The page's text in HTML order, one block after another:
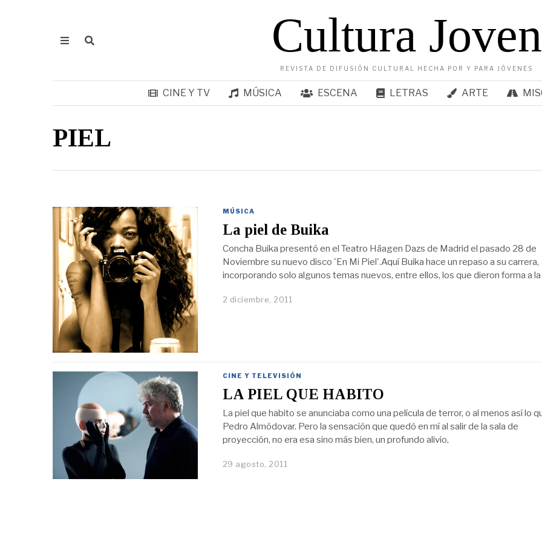
Cultura Joven
REVISTA DE DIFUSIÓN CULTURAL HECHA POR Y PARA JÓVENES
CINE Y TV MÚSICA ESCENA LETRAS ARTE
PIEL
MÚSICA
La piel de Buika
Concha Buika presentó en el Teatro Häagen Dazs de Madrid el pasado 28 de
Noviembre su nuevo disco 'En Mi Piel'.Aquí Buika hace un repaso a su carrera,
incorporando solo algunos temas nuevos, entre ellos, los que dieron forma a la
2 diciembre, 2011
CINE Y TELEVISIÓN
LA PIEL QUE HABITO
La piel que habito se anunciaba como una película de terror, o al menos así lo
Pedro Almódovar. Pero la sensación que quedó en mí al salir de la sala de
proyección, no era esa sino más bien, un profundo alivio,
29 agosto, 2011